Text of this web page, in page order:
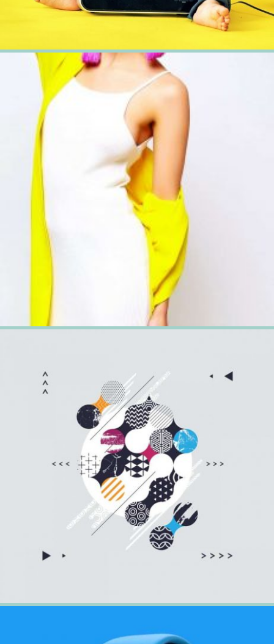
20 février 2018
Fashion
20 février 2018
Basic Stationery